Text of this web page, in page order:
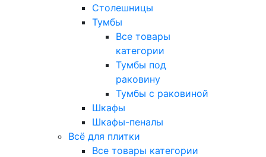
Столешницы
Тумбы
Все товары
категории
Тумбы под
раковину
Тумбы с раковиной
Шкафы
Шкафы-пеналы
Всё для плитки
Все товары категории